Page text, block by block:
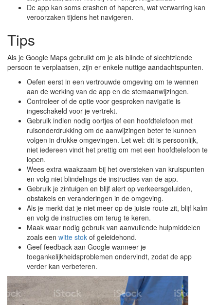
De app kan soms crashen of haperen, wat verwarring kan
veroorzaken tijdens het navigeren.
Tips
Als je Google Maps gebruikt om je als blinde of slechtziende
persoon te verplaatsen, zijn er enkele nuttige aandachtspunten.
Oefen eerst in een vertrouwde omgeving om te wennen
aan de werking van de app en de stemaanwijzingen.
Controleer of de optie voor gesproken navigatie is
ingeschakeld voor je vertrekt.
Gebruik indien nodig oortjes of een hoofdtelefoon met
ruisonderdrukking om de aanwijzingen beter te kunnen
volgen in drukke omgevingen. Let wel: dit is persoonlijk,
niet iedereen vindt het prettig om met een hoofdtelefoon te
lopen.
Wees extra waakzaam bij het oversteken van kruispunten
en volg niet blindelings de instructies van de app.
Gebruik je zintuigen en blijf alert op verkeersgeluiden,
obstakels en veranderingen in de omgeving.
Als je merkt dat je niet meer op de juiste route zit, blijf kalm
en volg de instructies om terug te keren.
Maak waar nodig gebruik van aanvullende hulpmiddelen
zoals een witte stok of geleidehond.
Geef feedback aan Google wanneer je
toegankelijkheidsproblemen ondervindt, zodat de app
verder kan verbeteren.